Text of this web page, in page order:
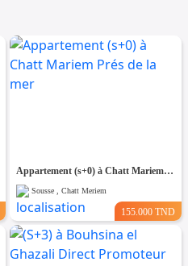
Appartement (s+0) à Chatt Mariem Prés de la mer
Sousse , Chatt Meriem
155.000 TND